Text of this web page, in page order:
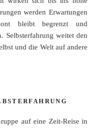
werden Erwartungen
bleibt begrenzt und
Selbsterfahrung weitet den
und die Welt auf andere
auf eine Zeit-Reise in